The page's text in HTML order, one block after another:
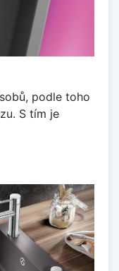
podle toho
S tím je